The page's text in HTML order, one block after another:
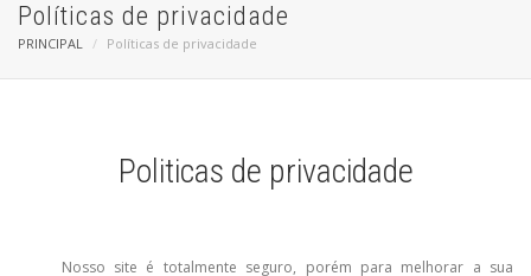
Políticas de privacidade
PRINCIPAL Políticas de privacidade
Politicas de privacidade
Nosso site é totalmente seguro, porém para melhorar a sua